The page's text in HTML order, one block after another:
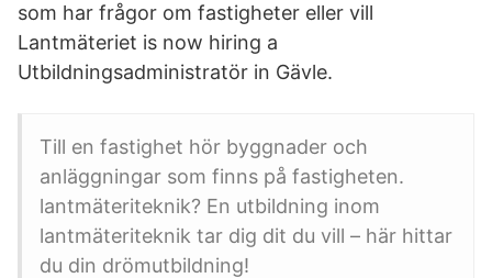
som har frågor om fastigheter eller vill
Lantmäteriet is now hiring a
Utbildningsadministratör in Gävle.
Till en fastighet hör byggnader och
anläggningar som finns på fastigheten.
lantmäteriteknik? En utbildning inom
lantmäteriteknik tar dig dit du vill – här hittar
du din drömutbildning!